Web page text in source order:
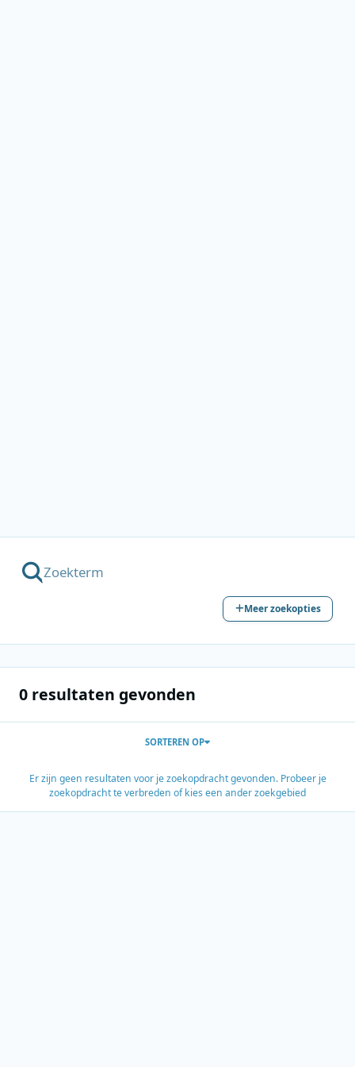
Meer zoekopties
0 resultaten gevonden
SORTEREN OP
Er zijn geen resultaten voor je zoekopdracht gevonden. Probeer je
zoekopdracht te verbreden of kies een ander zoekgebied